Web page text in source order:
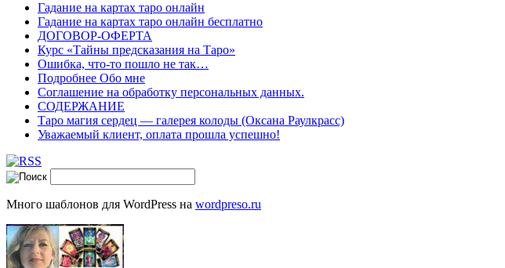
Гадание на картах таро онлайн
Гадание на картах таро онлайн бесплатно
ДОГОВОР-ОФЕРТА
Курс «Тайны предсказания на Таро»
Ошибка, что-то пошло не так…
Подробнее Обо мне
Соглашение на обработку персональных данных.
СОДЕРЖАНИЕ
Таро магия сердец — галерея колоды (Оксана Раулкрасс)
Уважаемый клиент, оплата прошла успешно!
Много шаблонов для WordPress на wordpreso.ru